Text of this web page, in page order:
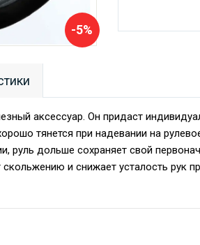
-5%
аксессуар. Он придаст
тянется при надевании на
руль дольше сохраняет свой
и снижает усталость рук